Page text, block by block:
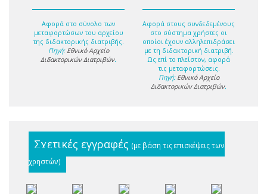
Αφορά στο σύνολο των
μεταφορτώσων του αρχείου
της διδακτορικής διατριβής.
Πηγή: Εθνικό Αρχείο
Διδακτορικών Διατριβών.
Αφορά στους συνδεδεμένους
στο σύστημα χρήστες οι
οποίοι έχουν αλληλεπιδράσει
με τη διδακτορική διατριβή.
Ως επί το πλείστον, αφορά
τις μεταφορτώσεις.
Πηγή: Εθνικό Αρχείο
Διδακτορικών Διατριβών.
Σχετικές εγγραφές (με βάση τις επισκέψεις των
χρηστών)